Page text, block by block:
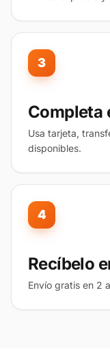
3
Completa
Usa tarjeta,
disponibles.
4
Recíbelo
Envío gratis en 2